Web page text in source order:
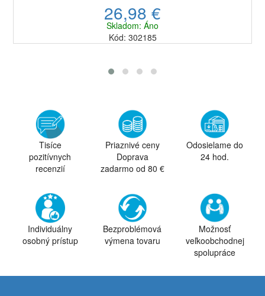
26,98 €
Skladom: Áno
Kód: 302185
Tisíce
pozitívnych
recenzií
Priaznivé ceny
Doprava
zadarmo od 80 €
Odosielame do
24 hod.
Individuálny
osobný prístup
Bezproblémová
výmena tovaru
Možnosť
veľkoobchodnej
spolupráce